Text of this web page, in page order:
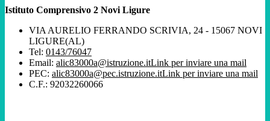
Istituto Comprensivo 2 Novi Ligure
VIA AURELIO FERRANDO SCRIVIA, 24 - 15067 NOVI
LIGURE(AL)
Tel: 0143/76047
Email: alic83000a@istruzione.itLink per inviare una mail
PEC: alic83000a@pec.istruzione.itLink per inviare una mail
C.F.: 92032260066